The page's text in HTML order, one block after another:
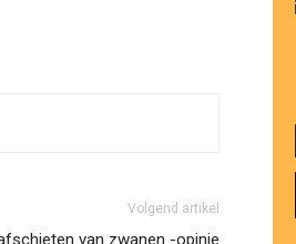
Volgend artikel
van zwanen -opinie